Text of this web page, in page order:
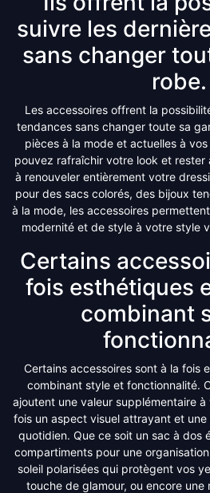
suivre les
sans changer
robe.
Les accessoires offrent la
tendances sans changer toute sa
pièces à la mode et actuelles à
pouvez rafraîchir votre look et rester
à renouveler entièrement votre
pour des sacs colorés, des bijoux
à la mode, les accessoires
modernité et de style à votre style
Certains
fois esthétiques
combinant
Certains accessoires sont à la fois
combinant style et fonctionnalité.
ajoutent une valeur supplémentaire
fois un aspect visuel attrayant et
quotidien. Que ce soit un sac à dos
compartiments pour une
soleil polarisées qui protègent vos
touche de glamour, ou encore une